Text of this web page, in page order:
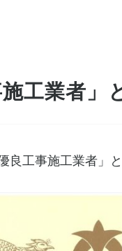
工業者」
工事施工業者」